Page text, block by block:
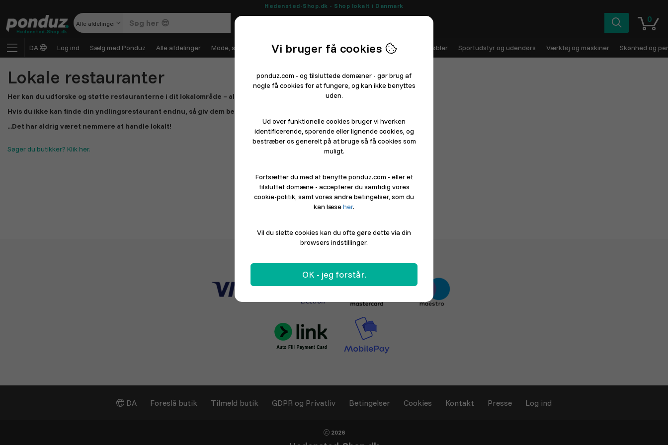
Hedensted-Shop.dk - Shop lokalt i Danmark
Hedensted-Shop.dk
Alle afdelinger 0
DA Log ind Sælg med Ponduz Alle afdelinger Mode, sko og sport Elektronik Hårde hvidevarer Hus, have og møbler Sportudstyr og udendørs Værktøj og maskiner Skønhed og
Lokale restauranter
Her kan du udforske og støtte restauranterne i dit lokalområde – alt samlet ét sted.
Hvis du ikke kan finde din yndlingsrestaurant endnu, så giv dem besked – det tager kun et øjeblik at komme i gang.
...Det har aldrig været nemmere at handle lokalt!
Søger du butikker? Klik her.
DA Foreslå butik Tilmeld butik GDPR og Privatliv Betingelser Cookies Kontakt Presse Log ind
2026
Vi bruger få cookies
ponduz.com - og tilsluttede domæner - gør brug af
nogle få cookies for at fungere, og kan ikke benyttes
uden.
Ud over funktionelle cookies bruger vi hverken
identificerende, sporende eller lignende cookies, og
bestræber os generelt på at bruge så få cookies som
muligt.
Fortsætter du med at benytte ponduz.com - eller et
tilsluttet domæne - accepterer du samtidig vores
cookie-politik, samt vores andre betingelser, som du
kan læseher.
Vil du slette cookies kan du ofte gøre dette via din
browsers indstillinger.
OK - jeg forstår.